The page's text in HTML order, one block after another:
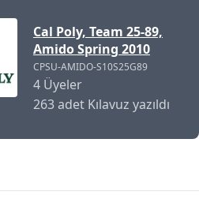
Cal Poly, Team 25-89,
Amido Spring 2010
CPSU-AMIDO-S10S25G89
4 Üyeler
263 adet Kılavuz yazıldı